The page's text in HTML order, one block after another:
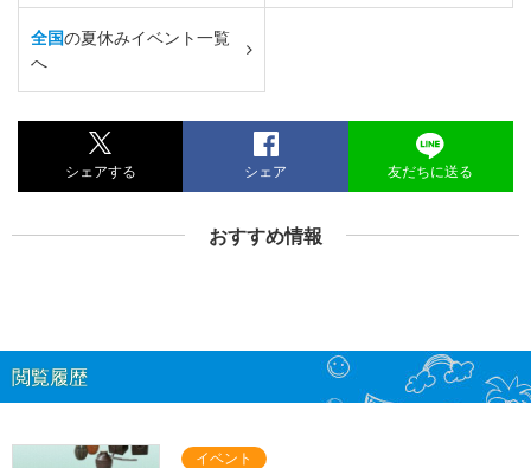
全国の夏休みイベント一覧
へ
シェアする シェア 友だちに送る
おすすめ情報
閲覧履歴